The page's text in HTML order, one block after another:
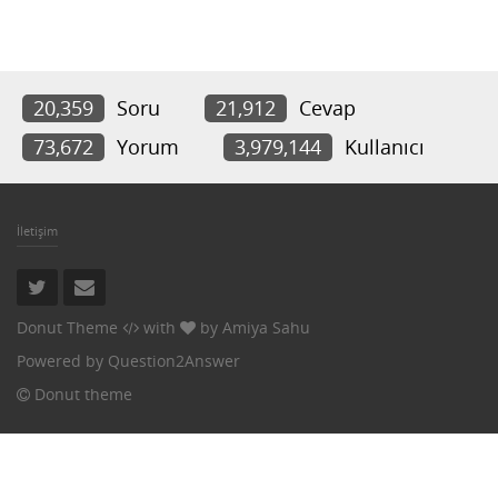
20,359 Soru 21,912
Cevap
73,672
Yorum 3,979,144 Kullanıcı
İletişim
Donut Theme with by Amiya Sahu
Powered by Question2Answer
Donut theme